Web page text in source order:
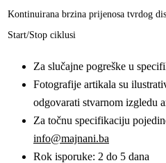
Kontinuirana brzina prijenosa tvrdog
Start/Stop ciklusi
Za slučajne pogreške u
Fotografije artikala su
odgovarati stvarnom izgledu
Za točnu specifikaciju
info@majnani.ba
Rok isporuke: 2 do 5 dana